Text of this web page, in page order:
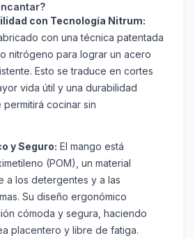
con Tecnología Nitrum:
con una técnica patentada
nitrógeno para lograr un acero
Esto se traduce en cortes
vida útil y una durabilidad
cocinar sin
y Seguro: El mango está
(POM), un material
a los detergentes y a las
Su diseño ergonómico
cómoda y segura, haciendo
placentero y libre de fatiga.